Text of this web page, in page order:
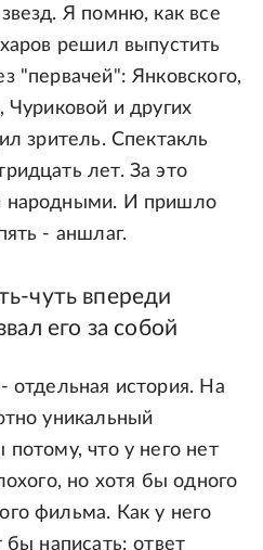
Я помню, как все
решил выпустить
"первачей": Янковского,
Чуриковой и других
зритель. Спектакль
лет. За это
народными. И пришло
- аншлаг.
чуть впереди
его за собой
отдельная история. На
уникальный
что у него нет
но хотя бы одного
фильма. Как у него
бы написать: ответ